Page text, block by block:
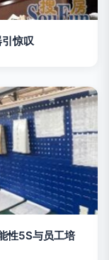
惊叹
性5S与员工培